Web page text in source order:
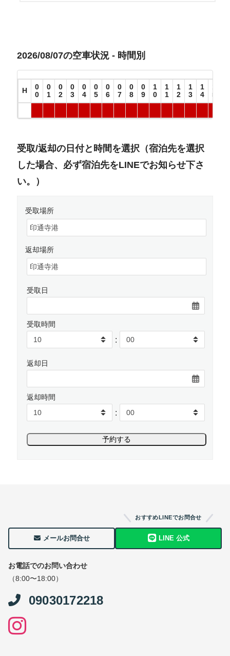
2026/08/07の空車状況 - 時間別
H
0
0
0
1
0
2
0
3
0
4
0
5
0
6
0
7
0
8
0
9
1
0
1
1
1
2
1
3
1
4
1
5
受取/返却の日付と時間を選択（宿泊先を選択
した場合、必ず宿泊先をLINEでお知らせ下さ
い。）
受取場所
返却場所
受取日
受取時間
:
返却日
返却時間
:
メールお問合せ
おすすめLINEでお問合せ
LINE 公式
お電話でのお問い合わせ
（8:00〜18:00）
09030172218